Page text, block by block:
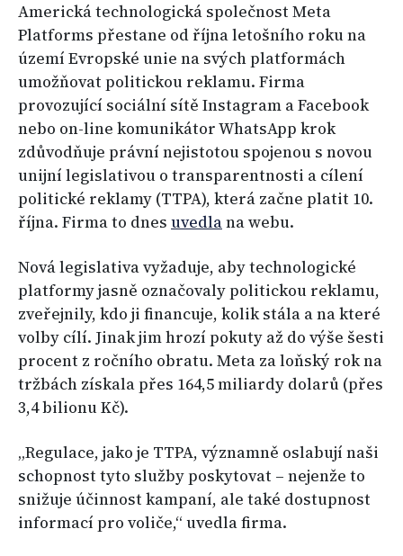
Americká technologická společnost Meta
Platforms přestane od října letošního roku na
území Evropské unie na svých platformách
umožňovat politickou reklamu. Firma
provozující sociální sítě Instagram a Facebook
nebo on-line komunikátor WhatsApp krok
zdůvodňuje právní nejistotou spojenou s novou
unijní legislativou o transparentnosti a cílení
politické reklamy (TTPA), která začne platit 10.
října. Firma to dnes uvedlana webu.
Nová legislativa vyžaduje, aby technologické
platformy jasně označovaly politickou reklamu,
zveřejnily, kdo ji financuje, kolik stála a na které
volby cílí. Jinak jim hrozí pokuty až do výše šesti
procent z ročního obratu. Meta za loňský rok na
tržbách získala přes 164,5 miliardy dolarů (přes
3,4 bilionu Kč).
„Regulace, jako je TTPA, významně oslabují naši
schopnost tyto služby poskytovat – nejenže to
snižuje účinnost kampaní, ale také dostupnost
informací pro voliče,“ uvedla firma.